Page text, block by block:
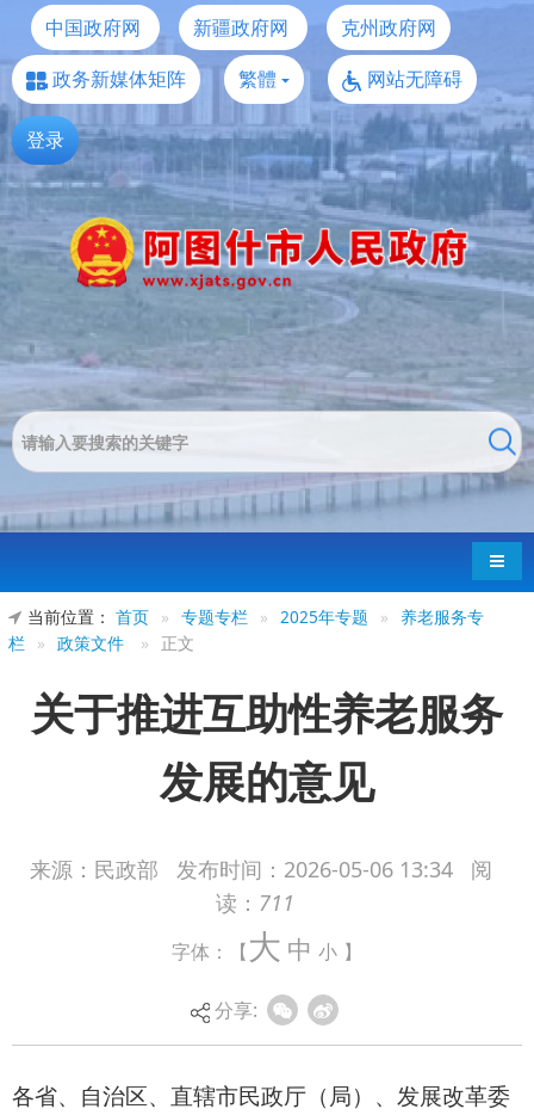
中国政府网 新疆政府网
克州政府网
政务新媒体矩阵
繁體 网站无障碍
登录
导航
当前位置： 首页 » 专题专栏 » 2025年专题 »
养老服务专
栏 » 政策文件 » 正文
关于推进互助性养老服务
发展的意见
来源：民政部 发布时间： 2026-05-06 13:34
阅
读： 711
字体：【大 中 小 】
分享:
各省、自治区、直辖市民政厅（局）、发展改革委
（局）、工业和信息化厅（局）、自然资源厅
（局）、住房城乡建设厅（局）、农业农村厅
（局）、卫生健康委、广播电视局、体育行政部
展改革委、工业和信息化局、自然资源局、住房城